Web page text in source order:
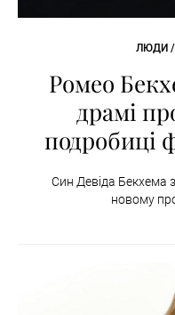
ЛЮДИ /
Ромео
драмі
подробиці
Син Девіда Бекхема
новому